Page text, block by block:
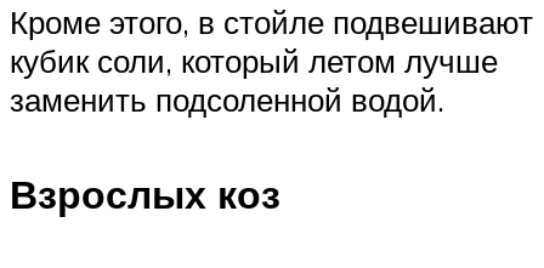
Кроме этого, в стойле подвешивают
кубик соли, который летом лучше
заменить подсоленной водой.
Взрослых коз